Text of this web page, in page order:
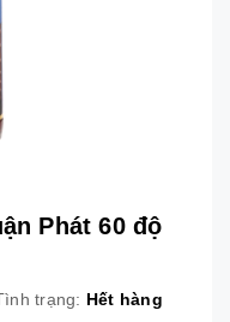
Phát 60 độ
trạng: Hết hàng